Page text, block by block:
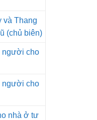
và Thang
(chủ biên)
người cho
người cho
nhà ở tư